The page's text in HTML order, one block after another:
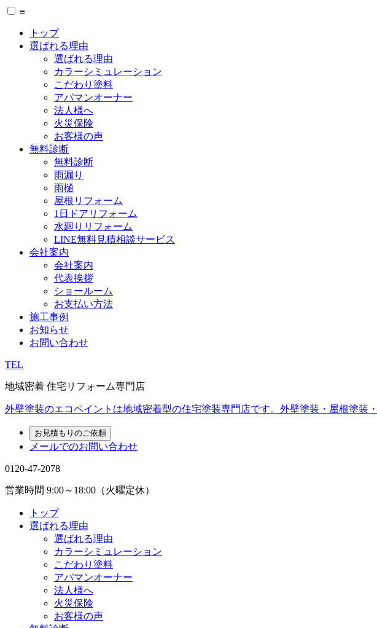
≡
トップ
選ばれる理由
選ばれる理由
カラーシミュレーション
こだわり塗料
アパマンオーナー
法人様へ
火災保険
お客様の声
無料診断
無料診断
雨漏り
雨樋
屋根リフォーム
1日ドアリフォーム
水廻りリフォーム
LINE無料見積相談サービス
会社案内
会社案内
代表挨拶
ショールーム
お支払い方法
施工事例
お知らせ
お問い合わせ
TEL
地域密着 住宅リフォーム専門店
外壁塗装のエコペイントは地域密着型の住宅塗装専門店です。外壁塗装・屋根塗装
お見積もりのご依頼
メールでのお問い合わせ
0120-47-2078
営業時間 9:00～18:00（火曜定休）
トップ
選ばれる理由
選ばれる理由
カラーシミュレーション
こだわり塗料
アパマンオーナー
法人様へ
火災保険
お客様の声